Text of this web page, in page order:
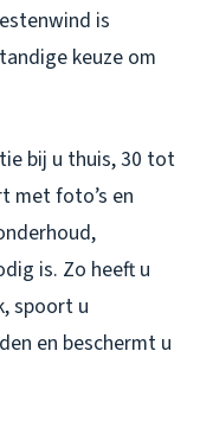
is
keuze om
bij u thuis, 30 tot
met foto’s en
is. Zo heeft u
spoort u
en beschermt u